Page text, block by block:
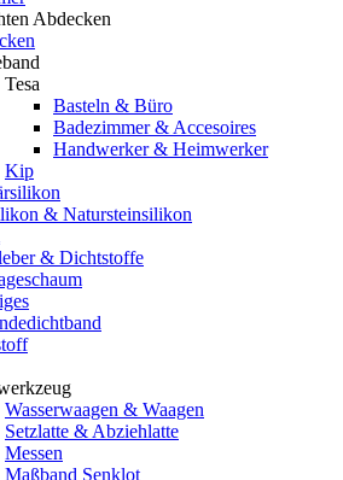
Abdecken
Tesa
Basteln & Büro
Badezimmer & Accesoires
Handwerker & Heimwerker
Kip
& Natursteinsilikon
& Dichtstoffe
Wasserwaagen & Waagen
Setzlatte & Abziehlatte
Messen
Maßband Senklot